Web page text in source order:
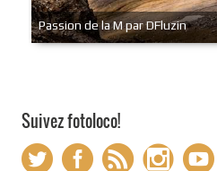
Passion de la M par DFluzin
Suivez fotoloco!